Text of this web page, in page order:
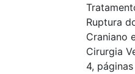
Ruptura
Craniano
Cirurgia
4,